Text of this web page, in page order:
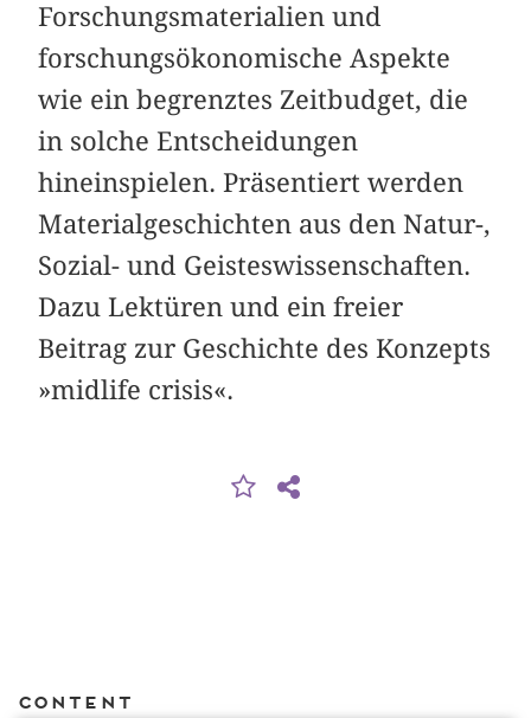
Forschungsmaterialien und
forschungsökonomische Aspekte
wie ein begrenztes Zeitbudget, die
in solche Entscheidungen
hineinspielen. Präsentiert werden
Materialgeschichten aus den Natur-,
Sozial- und Geisteswissenschaften.
Dazu Lektüren und ein freier
Beitrag zur Geschichte des Konzepts
»midlife crisis«.
Content